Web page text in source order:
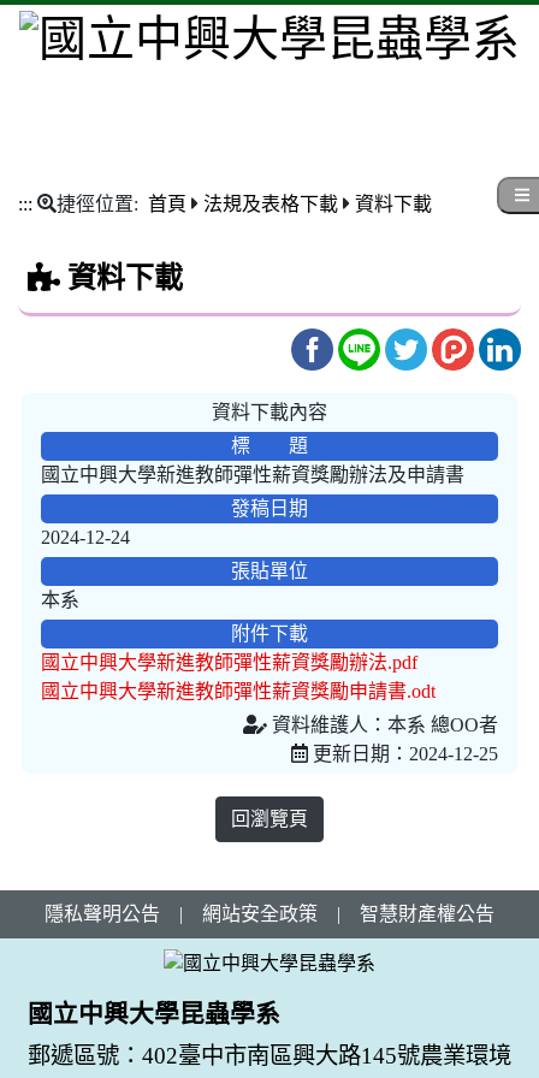
::: 捷徑位置: 首頁 法規及表格下載 資料下載
資料下載
資料下載內容
標 題
國立中興大學新進教師彈性薪資獎勵辦法及申請書
發稿日期
2024-12-24
張貼單位
本系
附件下載
國立中興大學新進教師彈性薪資獎勵辦法.pdf
國立中興大學新進教師彈性薪資獎勵申請書.odt
資料維護人：本系 總OO者
更新日期：2024-12-25
回瀏覽頁
隱私聲明公告 | 網站安全政策 | 智慧財產權公告
國立中興大學昆蟲學系
郵遞區號：402臺中市南區興大路145號農業環境